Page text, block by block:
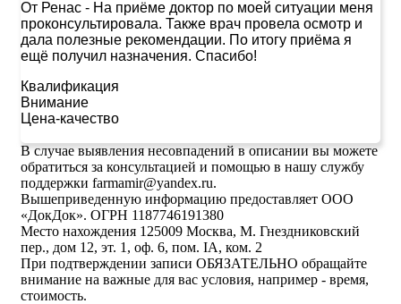
От Ренас - На приёме доктор по моей ситуации меня
проконсультировала. Также врач провела осмотр и
дала полезные рекомендации. По итогу приёма я
ещё получил назначения. Спасибо!
Квалификация
Внимание
Цена-качество
В случае выявления несовпадений в описании вы можете
обратиться за консультацией и помощью в нашу службу
поддержки farmamir@yandex.ru.
Вышеприведенную информацию предоставляет ООО
«ДокДок». ОГРН 1187746191380
Место нахождения 125009 Москва, М. Гнездниковский
пер., дом 12, эт. 1, оф. 6, пом. IA, ком. 2
При подтверждении записи ОБЯЗАТЕЛЬНО обращайте
внимание на важные для вас условия, например - время,
стоимость.